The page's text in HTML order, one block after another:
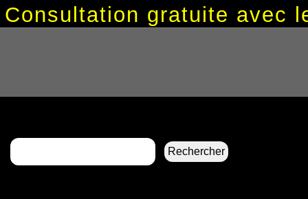
Consultation gratuite avec
Rechercher :